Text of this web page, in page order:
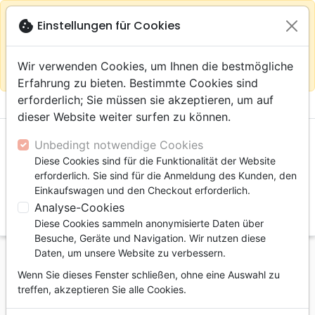
Auf der Webseite Europa bleiben close
warningGemäß
Ihrem
Einkauf im ShopDas Haus der Bibel Schweiz
menu shopping_cart
Suche
Startseite Bücher
Biographien, Zeugnisse
Pays que j'ai aimé (Le)
Le Pays que j'ai aimé
cookie Einstellungen für Cookies
Wir verwenden Cookies, um Ihnen die bestmögliche
Erfahrung zu bieten. Bestimmte Cookies sind
erforderlich; Sie müssen sie akzeptieren, um auf
dieser Website weiter surfen zu können.
Unbedingt notwendige Cookies
Diese Cookies sind für die Funktionalität der Website
erforderlich. Sie sind für die Anmeldung des Kunden, den
Einkaufswagen und den Checkout erforderlich.
Analyse-Cookies
Diese Cookies sammeln anonymisierte Daten über
Besuche, Geräte und Navigation. Wir nutzen diese
Daten, um unsere Website zu verbessern.
Wenn Sie dieses Fenster schließen, ohne eine Auswahl zu
treffen, akzeptieren Sie alle Cookies.